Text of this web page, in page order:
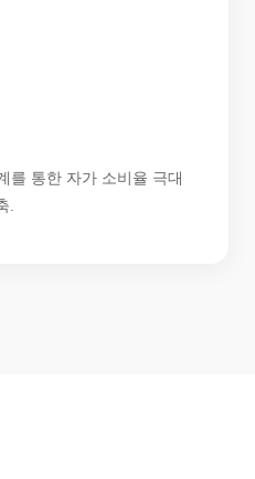
를 통한 자가 소비율 극대
.